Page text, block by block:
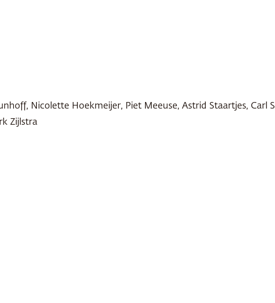
Nicolette Hoekmeijer, Piet Meeuse, Astrid Staartjes, Carl
Zijlstra